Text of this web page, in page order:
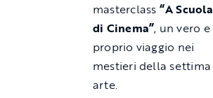
masterclass “A Scuola
di Cinema”, un vero e
proprio viaggio nei
mestieri della settima
arte.